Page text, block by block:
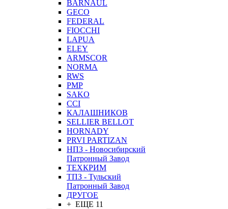
BARNAUL
GEСO
FEDERAL
FIOCCHI
LAPUA
ELEY
ARMSCOR
NORMA
RWS
PMP
SAKO
CCI
КАЛАШНИКОВ
SELLIER BELLOT
HORNADY
PRVI PARTIZAN
НПЗ - Новосибирский
Патронный Завод
ТЕХКРИМ
ТПЗ - Тульский
Патронный Завод
ДРУГОЕ
+ ЕЩЕ 11